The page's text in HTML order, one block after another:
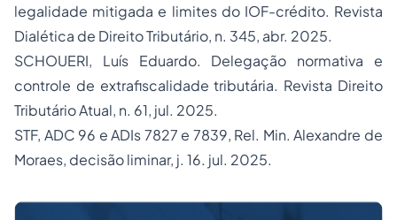
legalidade mitigada e limites do IOF-crédito. Revista
Dialética de Direito Tributário, n. 345, abr. 2025.
SCHOUERI, Luís Eduardo. Delegação normativa e
controle de extrafiscalidade tributária. Revista Direito
Tributário Atual, n. 61, jul. 2025.
STF, ADC 96 e ADIs 7827 e 7839, Rel. Min. Alexandre de
Moraes, decisão liminar, j. 16. jul. 2025.